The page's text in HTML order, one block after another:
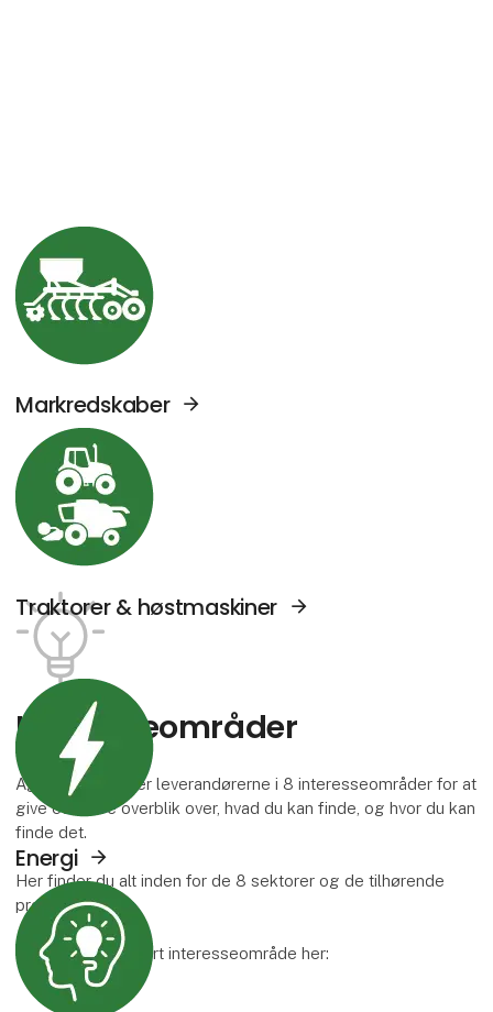
Interesse­områder
Agromek inddeler leverandørerne i 8 interesseområder for at
give et bedre overblik over, hvad du kan finde, og hvor du kan
finde det.
Her finder du alt inden for de 8 sektorer og de tilhørende
produktgrupper.
Læs mere om hvert interesseområde her:
Markredskaber
Traktorer & høstmaskiner
Energi
Se Agromek udstillere sektor: Viden og